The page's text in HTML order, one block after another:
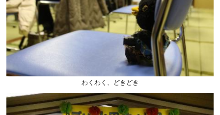
わくわく、どきどき